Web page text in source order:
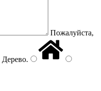
Пожалуйста,
Дерево.